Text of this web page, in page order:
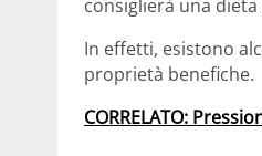
consiglierà una
In effetti, esistono
proprietà benefiche.
CORRELATO: